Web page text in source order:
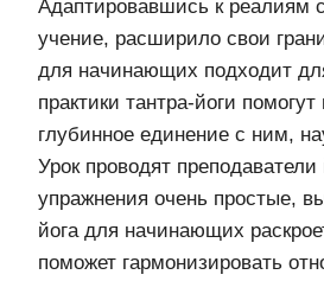
Адаптировавшись к реалиям
учение, расширило свои
для начинающих подходит
практики тантра-йоги
глубинное единение с ним,
Урок проводят
упражнения очень простые,
йога для начинающих
поможет гармонизировать